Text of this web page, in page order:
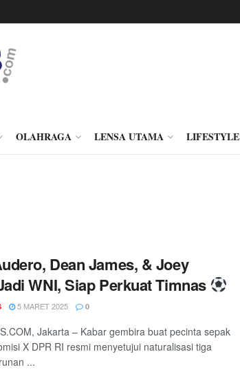
OLAHRAGA LENSA UTAMA LIFESTYLE
Dean James, & Joey
WNI, Siap Perkuat Timnas
5 MARET 2025 0
Jakarta – Kabar gembira buat pecinta sepak
X DPR RI resmi menyetujui naturalisasi tiga
...